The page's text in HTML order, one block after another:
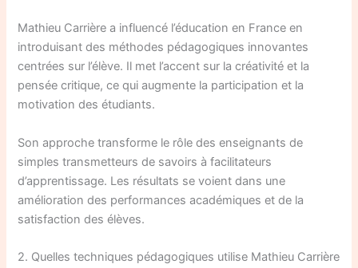
Mathieu Carrière a influencé l’éducation en France en
introduisant des méthodes pédagogiques innovantes
centrées sur l’élève. Il met l’accent sur la créativité et la
pensée critique, ce qui augmente la participation et la
motivation des étudiants.
Son approche transforme le rôle des enseignants de
simples transmetteurs de savoirs à facilitateurs
d’apprentissage. Les résultats se voient dans une
amélioration des performances académiques et de la
satisfaction des élèves.
2. Quelles techniques pédagogiques utilise Mathieu Carrière